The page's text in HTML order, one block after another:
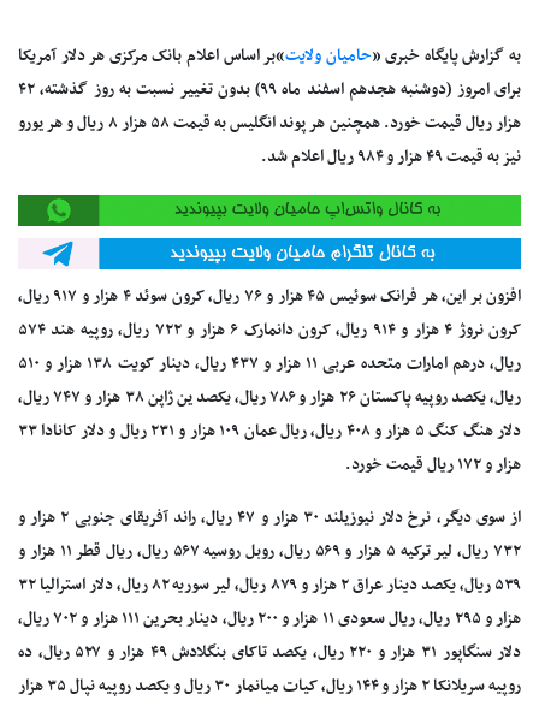
به گزارش پایگاه خبری «حامیان ولایت»بر اساساعلام بانک مرکزی هر دلار آمریکا
برای امروز (دوشنبه هجدهم اسفند ماه ۹۹) بدون تغییر نسبت به روز گذشته، ۴۲
هزار ریال قیمت خورد. همچنین هر پوند انگلیس به قیمت ۵۸ هزار ۸ ریال و هر یورو
نیز به قیمت ۴۹ هزار و ۹۸۴ ریال اعلام شد.
افزون بر این، هر فرانک سوئیس ۴۵ هزار و ۷۶ ریال، کرونسوئد ۴ هزار و ۹۱۷ ریال،
کروننروژ ۴ هزار و ۹۱۴ ریال، کرون
دانمارک ۶ هزار و ۷۲۲ ریال، روپیه هند ۵۷۴
ریال، درهم امارات متحده عربی ۱۱ هزار و ۴۳۷ ریال، دینار کویت ۱۳۸ هزار و ۵۱۰
ریال، یکصد روپیه پاکستان ۲۶ هزار و ۷۸۶ ریال، یکصد ین ژاپن ۳۸ هزار و ۷۴۷ ریال،
دلار هنگ کنگ ۵ هزار و ۴۰۸ ریال، ریال عمان ۱۰۹ هزار و ۲۳۱ ریال و دلار کانادا ۳۳
هزار و ۱۷۲ ریال قیمت خورد.
از سوی دیگر، نرخ دلار نیوزیلند ۳۰ هزار و ۴۷ ریال، راند آفریقای جنوبی ۲ هزار و
۷۳۲ ریال، لیر ترکیه ۵ هزار و ۵۶۹ ریال، روبل روسیه ۵۶۷ ریال، ریال قطر ۱۱ هزار و
۵۳۹ ریال، یکصد دینار عراق ۲ هزار و ۸۷۹ ریال، لیر سوریه ۸۲ ریال، دلار استرالیا ۳۲
هزار و ۲۹۵ ریال، ریال سعودی ۱۱ هزار و ۲۰۰ ریال، دینار بحرین ۱۱۱ هزار و ۷۰۲ ریال،
دلار سنگاپور ۳۱ هزار و ۲۲۰ ریال، یکصد
تاکای
بنگلادش ۴۹ هزار و ۵۲۷ ریال، ده
روپیه سریلانکا ۲ هزار و ۱۴۴ ریال،
کیات
میانمار ۳۰ ریال و یکصد روپیه نپال ۳۵ هزار